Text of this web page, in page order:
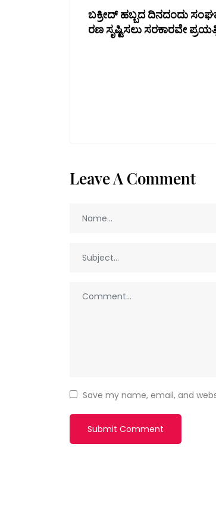
ಬಕ್ರೀದ್ ಹಬ್ಬದ ದಿನದಂದು
ರಣ ಸೃಷ್ಟಿಸಲು ಸರಕಾರವೇ
Leave A Comment
Save my name, email, and